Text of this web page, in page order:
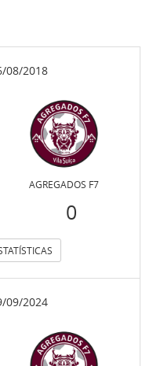
08/2018
AGREGADOS F7
0
09/2024